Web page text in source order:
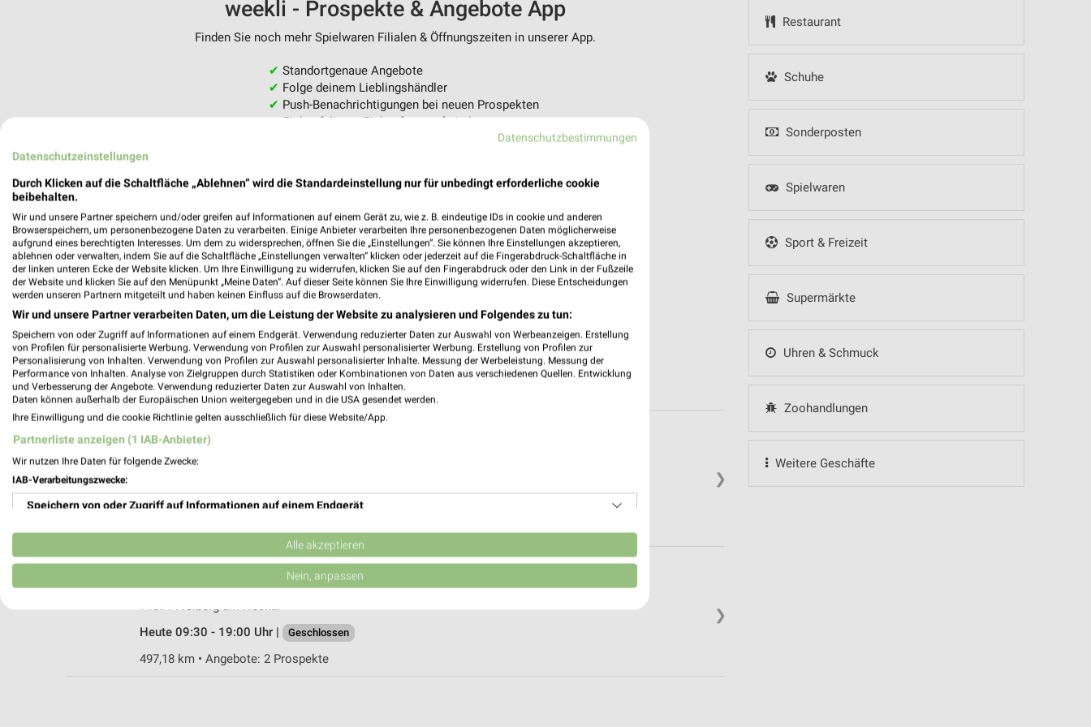
Restaurant
Schuhe
Sonderposten
Spielwaren
Sport & Freizeit
Supermärkte
Uhren & Schmuck
Zoohandlungen
Weitere Geschäfte
weekli - Prospekte & Angebote App
Finden Sie noch mehr Spielwaren Filialen & Öffnungszeiten in unserer App.
✔ Standortgenaue Angebote
✔ Folge deinem Lieblingshändler
✔ Push-Benachrichtigungen bei neuen Prospekten
✔Einkaufsliste - Einkauf stressfrei planen
❯
Ernsting's family Waiblingen
71332 Waiblingen
Heute 09:00 - 19:00 Uhr | Geschlossen
❯
Rofu Kinderland Freiberg am Neckar
Harteneckstraße 23
71691 Freiberg am Neckar
Heute 09:30 - 19:00 Uhr |
Geschlossen
497,18 km • Angebote: 2 Prospekte
Datenschutzbestimmungen
Datenschutzeinstellungen
Durch Klicken auf die Schaltfläche „Ablehnen“ wird die Standardeinstellung nur für unbedingt erforderliche cookie
beibehalten.
Wir und unsere Partner speichern und/oder greifen auf Informationen auf einem Gerät zu, wie z. B. eindeutige IDs in cookie und anderen
Browserspeichern, um personenbezogene Daten zu verarbeiten. Einige Anbieter verarbeiten Ihre personenbezogenen Daten möglicherweise
aufgrund eines berechtigten Interesses. Um dem zu widersprechen, öffnen Sie die „Einstellungen“. Sie können Ihre Einstellungen akzeptieren,
ablehnen oder verwalten, indem Sie auf die Schaltfläche „Einstellungen verwalten“ klicken oder jederzeit auf die Fingerabdruck-Schaltfläche in
der linken unteren Ecke der Website klicken. Um Ihre Einwilligung zu widerrufen, klicken Sie auf den Fingerabdruck oder den Link in der Fußzeile
der Website und klicken Sie auf den Menüpunkt „Meine Daten“. Auf dieser Seite können Sie Ihre Einwilligung widerrufen. Diese Entscheidungen
werden unseren Partnern mitgeteilt und haben keinen Einfluss auf die Browserdaten.
Wir und unsere Partner verarbeiten Daten, um die Leistung der Website zu analysieren und Folgendes zu tun:
Speichern von oder Zugriff auf Informationen auf einem Endgerät. Verwendung reduzierter Daten zur Auswahl von Werbeanzeigen. Erstellung
von Profilen für personalisierte Werbung. Verwendung von Profilen zur Auswahl personalisierter Werbung. Erstellung von Profilen zur
Personalisierung von Inhalten. Verwendung von Profilen zur Auswahl personalisierter Inhalte. Messung der Werbeleistung. Messung der
Performance von Inhalten. Analyse von Zielgruppen durch Statistiken oder Kombinationen von Daten aus verschiedenen Quellen. Entwicklung
und Verbesserung der Angebote. Verwendung reduzierter Daten zur Auswahl von Inhalten.
Daten können außerhalb der Europäischen Union weitergegeben und in die USA gesendet werden.
Ihre Einwilligung und die cookie Richtlinie gelten ausschließlich für diese Website/App.
Partnerliste anzeigen (1 IAB-Anbieter)
Wir nutzen Ihre Daten für folgende Zwecke:
IAB-Verarbeitungszwecke:
Speichern von oder Zugriff auf Informationen auf einem Endgerät
Verwendung reduzierter Daten zur Auswahl von Werbeanzeigen
Erstellung von Profilen für personalisierte Werbung
Erstellung von Profilen zur Personalisierung von Inhalten
Alle akzeptieren
Nein, anpassen